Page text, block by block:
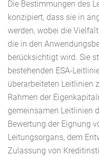
Die Bestimmungen des
konzipiert, dass sie in
werden, wobei die
die in den
berücksichtigt wird. Sie
bestehenden ESA-
überarbeiteten Leitlinien
Rahmen der
gemeinsamen Leitlinien
Bewertung der Eignung
Leitungsorgans, dem
Zulassung von